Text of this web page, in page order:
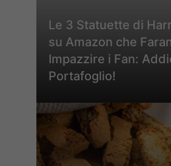
Le 3 Statuette di
su Amazon che
Impazzire i Fan:
Portafoglio!